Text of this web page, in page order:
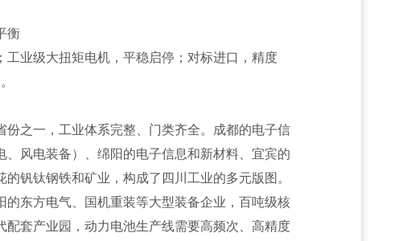
衡
业级大扭矩电机，平稳启停；对标进口，精度
份之一，工业体系完整、门类齐全。成都的电子信
风电装备）、绵阳的电子信息和新材料、宜宾的
钒钛钢铁和矿业，构成了四川工业的多元版图。
东方电气、国机重装等大型装备企业，百吨级核
套产业园，动力电池生产线需要高频次、高精度